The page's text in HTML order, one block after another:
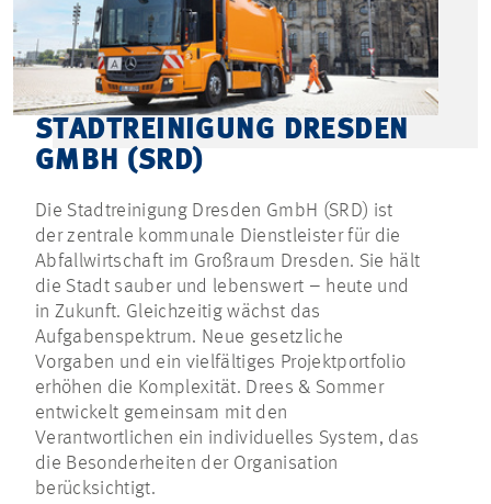
STADTREINIGUNG DRESDEN
GMBH (SRD)
Die Stadtreinigung Dresden GmbH (SRD) ist
der zentrale kommunale Dienstleister für die
Abfallwirtschaft im Großraum Dresden. Sie hält
die Stadt sauber und lebenswert – heute und
in Zukunft. Gleichzeitig wächst das
Aufgabenspektrum. Neue gesetzliche
Vorgaben und ein vielfältiges Projektportfolio
erhöhen die Komplexität. Drees & Sommer
entwickelt gemeinsam mit den
Verantwortlichen ein individuelles System, das
die Besonderheiten der Organisation
berücksichtigt.